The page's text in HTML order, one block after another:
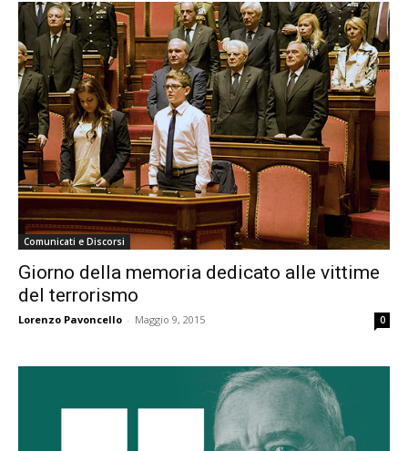
Comunicati e Discorsi
Giorno della memoria dedicato alle vittime
del terrorismo
Lorenzo Pavoncello - Maggio 9, 2015 0